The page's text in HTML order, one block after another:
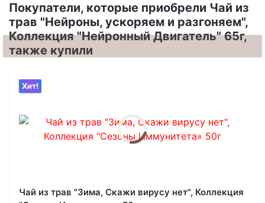
Покупатели, которые приобрели Чай из
трав "Нейроны, ускоряем и разгоняем",
Коллекция "Нейронный Двигатель" 65г,
также купили
Чай из трав "Зима, Скажи вирусу нет", Коллекция
Хит!